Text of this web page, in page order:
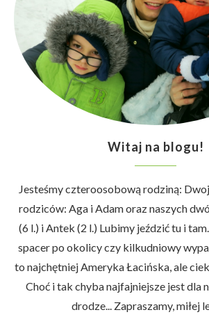
Witaj na blogu!
Jesteśmy czteroosobową rodziną:
rodziców: Aga i Adam oraz naszych
(6 l.) i Antek (2 l.) Lubimy jeździć tu i
spacer po okolicy czy kilkudniowy
to najchętniej Ameryka Łacińska, ale
Choć i tak chyba najfajniejsze jest dla
drodze... Zapraszamy, miłej